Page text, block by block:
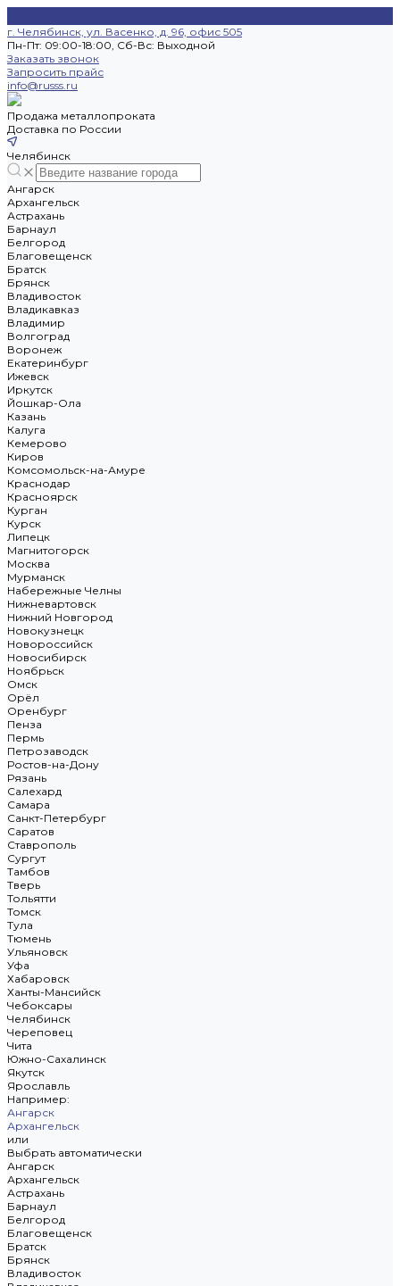
г. Челябинск, ул. Васенко, д. 96, офис 505
Пн-Пт: 09:00-18:00, Cб-Вс: Выходной
Заказать звонок
Запросить прайс
info@russs.ru
Продажа металлопроката
Доставка по России
Челябинск
Ангарск
Архангельск
Астрахань
Барнаул
Белгород
Благовещенск
Братск
Брянск
Владивосток
Владикавказ
Владимир
Волгоград
Воронеж
Екатеринбург
Ижевск
Иркутск
Йошкар-Ола
Казань
Калуга
Кемерово
Киров
Комсомольск-на-Амуре
Краснодар
Красноярск
Курган
Курск
Липецк
Магнитогорск
Москва
Мурманск
Набережные Челны
Нижневартовск
Нижний Новгород
Новокузнецк
Новороссийск
Новосибирск
Ноябрьск
Омск
Орёл
Оренбург
Пенза
Пермь
Петрозаводск
Ростов-на-Дону
Рязань
Салехард
Самара
Санкт-Петербург
Саратов
Ставрополь
Сургут
Тамбов
Тверь
Тольятти
Томск
Тула
Тюмень
Ульяновск
Уфа
Хабаровск
Ханты-Мансийск
Чебоксары
Челябинск
Череповец
Чита
Южно-Сахалинск
Якутск
Ярославль
Например:
Ангарск
Архангельск
или
Выбрать автоматически
Ангарск
Архангельск
Астрахань
Барнаул
Белгород
Благовещенск
Братск
Брянск
Владивосток